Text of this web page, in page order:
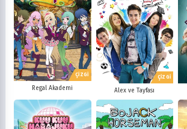
ÇİZGİ
Regal Akademi
ÇİZGİ
Alex ve Tayfası